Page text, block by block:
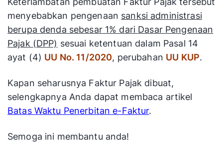
menyebabkan pengenaan sanksi administrasi
berupa denda sebesar 1% dari Dasar Pengenaan
Pajak (DPP) sesuai ketentuan dalam Pasal 14
ayat (4) UU No. 11/2020, perubahan UU KUP.
Kapan seharusnya Faktur Pajak dibuat,
selengkapnya Anda dapat membaca artikel
Batas Waktu Penerbitan e-Faktur.
Semoga ini membantu anda!